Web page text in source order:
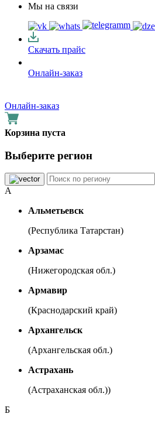
Мы на связи
Скачать прайс
Онлайн-заказ
Онлайн-заказ
Корзина пуста
Выберите регион
А
Альметьевск
(Республика Татарстан)
Арзамас
(Нижегородская обл.)
Армавир
(Краснодарский край)
Архангельск
(Архангельская обл.)
Астрахань
(Астраханская обл.))
Б